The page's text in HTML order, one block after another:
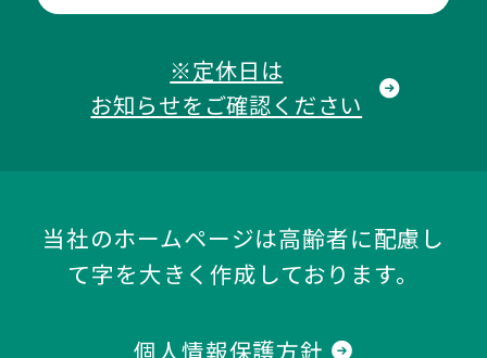
※定休日は
お知らせをご確認ください
当社のホームページは高齢者に配慮し
て字を大きく作成しております。
個人情報保護方針